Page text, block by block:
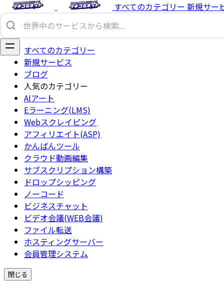
すべてのカテゴリー 新規サー
すべてのカテゴリー
新規サービス
ブログ
人気のカテゴリー
AIアート
Eラーニング(LMS)
Webスクレイピング
アフィリエイト(ASP)
かんばんツール
クラウド動画編集
サブスクリプション構築
ドロップシッピング
ノーコード
ビジネスチャット
ビデオ会議(WEB会議)
ファイル転送
ホスティングサーバー
会員管理システム
閉じる